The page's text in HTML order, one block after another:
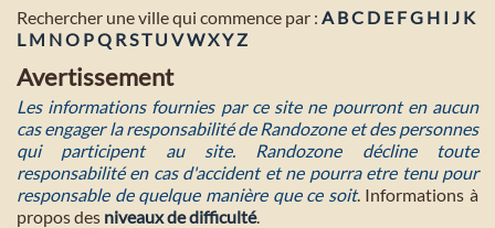
Rechercher une ville qui commence par : A BC D E FG H I J K
L M NO PQ RST U VWXYZ
Avertissement
Les informations fournies par ce site ne pourront en aucun
cas engager la responsabilité de Randozone et des personnes
qui participent au site. Randozone décline toute
responsabilité en cas d'accident et ne pourra etre tenu pour
responsable de quelque manière que ce soit. Informations à
propos des niveaux de difficulté.